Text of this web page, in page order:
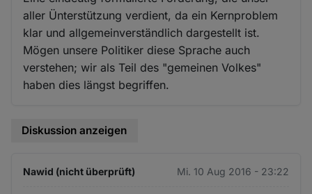
aller Ünterstützung verdient, da ein Kernproblem
klar und allgemeinverständlich dargestellt ist.
Mögen unsere Politiker diese Sprache auch
verstehen; wir als Teil des "gemeinen Volkes"
haben dies längst begriffen.
Diskussion anzeigen
Nawid (nicht überprüft) Mi. 10 Aug 2016 - 23:22